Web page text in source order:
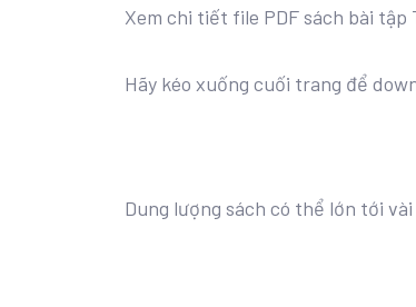
Xem chi tiết file PDF sách bài tập
Hãy kéo xuống cuối trang để
Dung lượng sách có thể lớn tới